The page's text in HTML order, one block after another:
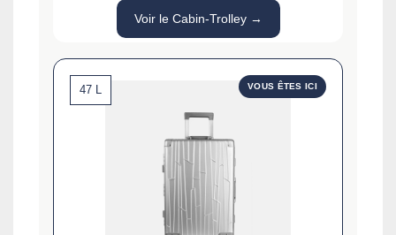
Voir le Cabin-Trolley →
47 L VOUS ÊTES ICI